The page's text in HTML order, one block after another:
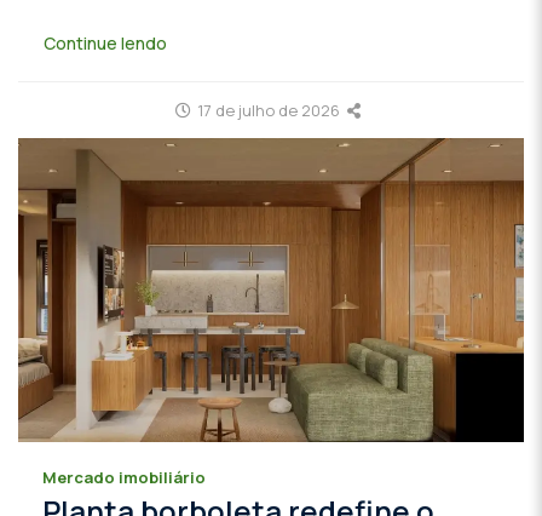
Continue lendo
17 de julho de 2026
Mercado imobiliário